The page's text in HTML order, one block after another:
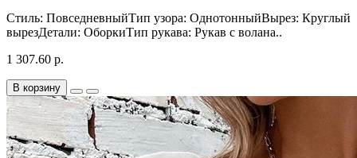
Стиль: ПовседневныйТип узора: ОднотонныйВырез: Круглый
вырезДетали: ОборкиТип рукава: Рукав с волана..
1 307.60 р.
В корзину